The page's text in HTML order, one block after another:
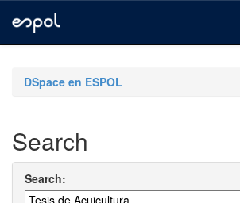
navigationDSpace en ESPOL
Search
Search: